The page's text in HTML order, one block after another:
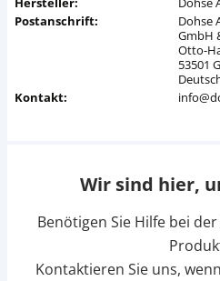
Postanschrift:
Dohse
GmbH
Otto-
53501
Kontakt:
Wir sind hier,
Benötigen Sie Hilfe bei
Kontaktieren Sie uns,